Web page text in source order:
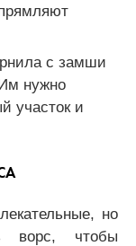
с замши
нужно
участок и
но
ворс, чтобы